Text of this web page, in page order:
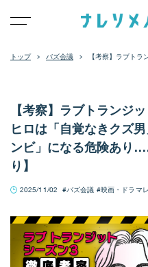
バズ会議
【考察】ラブトラ
【考察】ラブトランジ
ヒロは「自覚なきクズ
ンビ」になる危険あり
り】
2025/11/02 バズ会議 映画・ドラマ